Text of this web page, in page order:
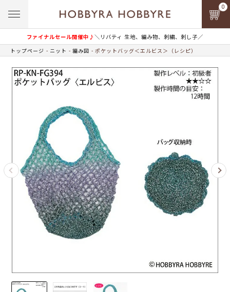
ファイナルセール開催中♪＼リバティ 生地、編み物、刺繍、刺し子／
0
トップページ ニット 編み図 ポケットバッグ＜エルビス＞（レシピ）